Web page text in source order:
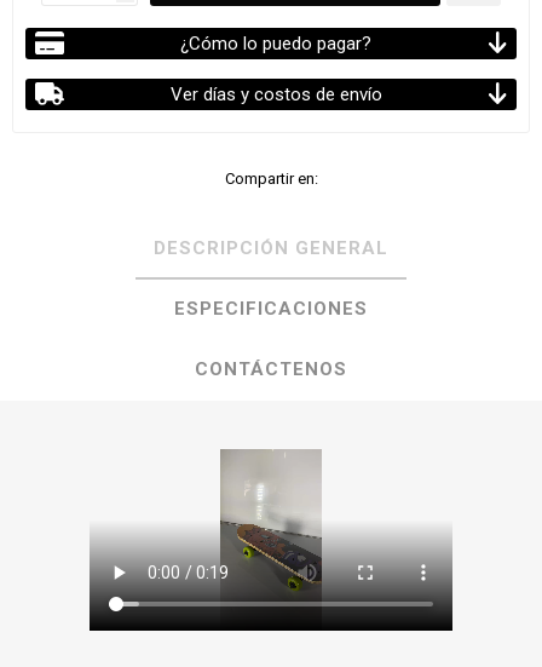
¿Cómo lo puedo pagar?
Ver días y costos de envío
Compartir en:
DESCRIPCIÓN GENERAL
ESPECIFICACIONES
CONTÁCTENOS